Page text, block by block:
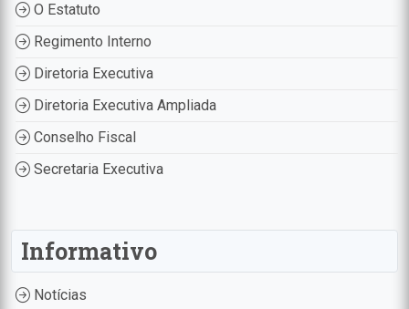
O Estatuto
Regimento Interno
Diretoria Executiva
Diretoria Executiva Ampliada
Conselho Fiscal
Secretaria Executiva
Informativo
Notícias